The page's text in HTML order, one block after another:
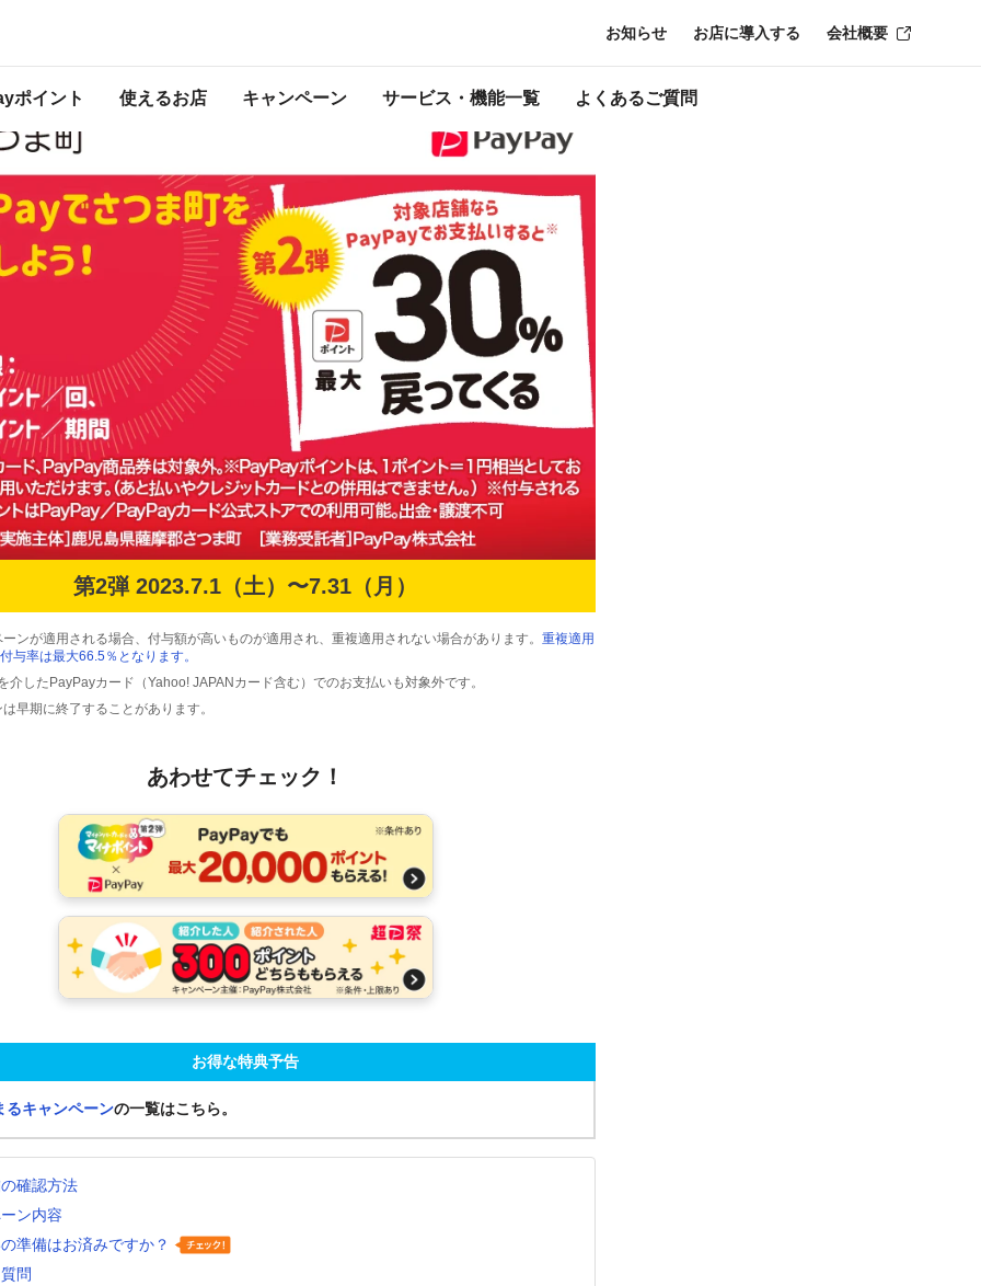
ポイント 使えるお店 キャンペーン サービス・機能一覧 よくあるご質問
お知らせ お店に導入する 会社概要
中のキャンペーン一覧はこちら
第2弾 2023.7.1（土）〜7.31（月）
ンが適用される場合、付与額が高いものが適用され、重複適用されない場合があります。 重複適用
与率は最大66.5％となります。
したPayPayカード（Yahoo! JAPANカード含む）でのお支払いも対象外です。
早期に終了することがあります。
あわせてチェック！
お得な特典予告
るキャンペーンの一覧はこちら。
確認方法
ン内容
準備はお済みですか？
問